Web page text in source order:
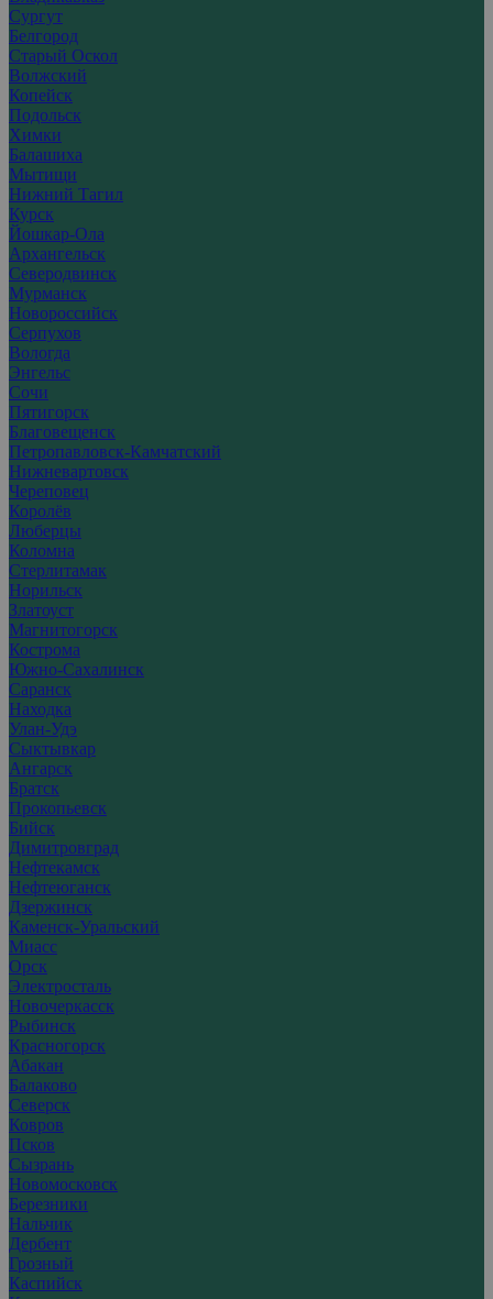
Сургут
Белгород
Старый Оскол
Волжский
Копейск
Подольск
Химки
Балашиха
Мытищи
Нижний Тагил
Курск
Йошкар-Ола
Архангельск
Северодвинск
Мурманск
Новороссийск
Серпухов
Вологда
Энгельс
Сочи
Пятигорск
Благовещенск
Петропавловск-Камчатский
Нижневартовск
Череповец
Королёв
Люберцы
Коломна
Стерлитамак
Норильск
Златоуст
Магнитогорск
Кострома
Южно-Сахалинск
Саранск
Находка
Улан-Удэ
Сыктывкар
Ангарск
Братск
Прокопьевск
Бийск
Димитровград
Нефтекамск
Нефтеюганск
Дзержинск
Каменск-Уральский
Миасс
Орск
Электросталь
Новочеркасск
Рыбинск
Красногорск
Абакан
Балаково
Северск
Ковров
Псков
Сызрань
Новомосковск
Березники
Нальчик
Дербент
Грозный
Каспийск